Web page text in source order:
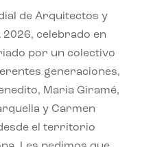
de Arquitectos y
2026, celebrado en
por un colectivo
generaciones,
Maria Giramé,
y Carmen
el territorio